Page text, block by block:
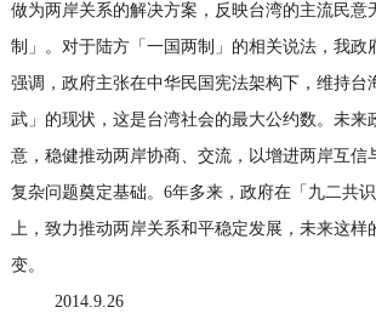
做为两岸关系的解决方案，反映台湾的主流民意
制」。对于陆方「一国两制」的相关说法，我政
强调，政府主张在中华民国宪法架构下，维持台
武」的现状，这是台湾社会的最大公约数。未来
意，稳健推动两岸协商、交流，以增进两岸互信
复杂问题奠定基础。6年多来，政府在「九二共
上，致力推动两岸关系和平稳定发展，未来这样
变。
2014.9.26